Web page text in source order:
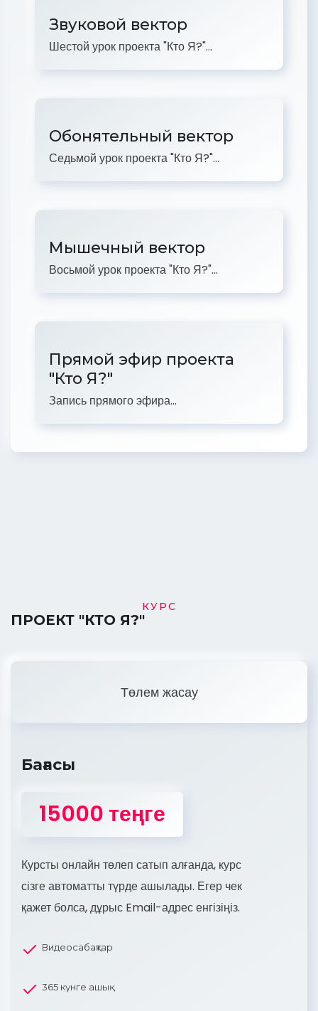
Звуковой вектор
Шестой урок проекта "Кто Я?"...
Обонятельный вектор
Седьмой урок проекта "Кто Я?"...
Мышечный вектор
Восьмой урок проекта "Кто Я?"...
Прямой эфир проекта
"Кто Я?"
Запись прямого эфира...
КУРС
ПРОЕКТ "КТО Я?"
Төлем жасау
Бағасы
15000 теңге
Курсты онлайн төлеп сатып алғанда, курс
сізге автоматты түрде ашылады. Егер чек
қажет болса, дұрыс Email-адрес енгізіңіз.
Видеосабақтар
365 күнге ашық